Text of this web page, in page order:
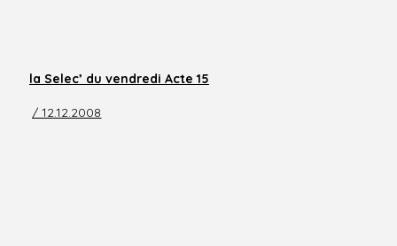
la Selec’ du vendredi Acte 15
/ 12.12.2008